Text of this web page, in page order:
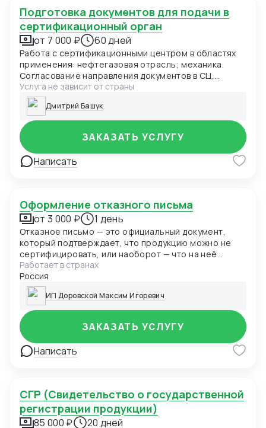
Подготовка документов для подачи в
сертификационный орган
от 7 000 ₽ 60 дней
Работа с сертификационными центром в областях
применения: нефтегазовая отрасль; механика.
Согласование направления документов в СЦ,
координация доставки документов
сертификационного центра Заказчику.
Услуга не зависит от страны
Дмитрий Башук
Написать
ЗАКАЗАТЬ УСЛУГУ
Оформление отказного письма
от 3 000 ₽ 1 день
Отказное письмо — это официальный документ,
который подтверждает, что продукцию можно не
сертифицировать, или наоборот — что на неё
необходимо оформить сертификат соответствия
Работает в странах
Россия
ИП Доровской Максим Игоревич
Написать
ЗАКАЗАТЬ УСЛУГУ
СГР (Свидетельство о государственной
регистрации продукции)
85 000 ₽ 20 дней